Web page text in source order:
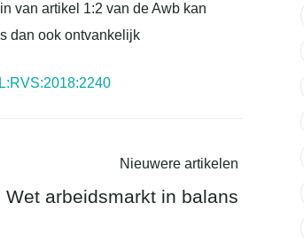
van artikel 1:2 van de Awb kan
dan ook ontvankelijk
Nieuwere artikelen
Wet arbeidsmarkt in balans